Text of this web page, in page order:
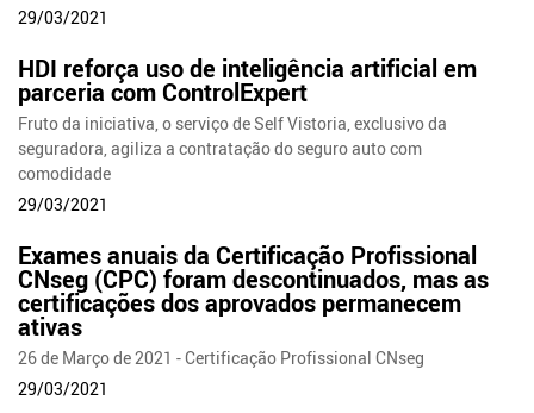
29/03/2021
HDI reforça uso de inteligência artificial em
parceria com ControlExpert
Fruto da iniciativa, o serviço de Self Vistoria, exclusivo da
seguradora, agiliza a contratação do seguro auto com
comodidade
29/03/2021
Exames anuais da Certificação Profissional
CNseg (CPC) foram descontinuados, mas as
certificações dos aprovados permanecem
ativas
26 de Março de 2021 - Certificação Profissional CNseg
29/03/2021